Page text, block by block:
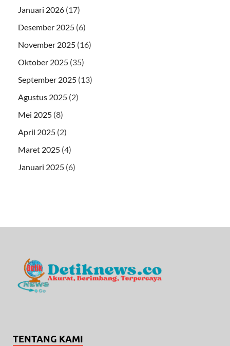
Januari 2026 (17)
Desember 2025 (6)
November 2025 (16)
Oktober 2025 (35)
September 2025 (13)
Agustus 2025 (2)
Mei 2025 (8)
April 2025 (2)
Maret 2025 (4)
Januari 2025 (6)
TENTANG KAMI